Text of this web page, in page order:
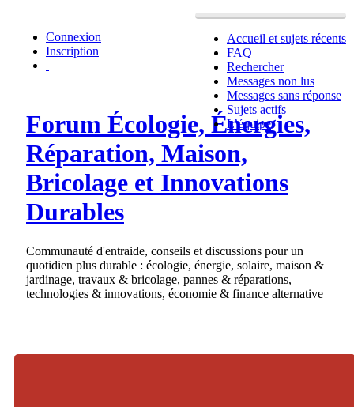
Accueil et sujets récents
FAQ
Rechercher
Messages non lus
Messages sans réponse
Sujets actifs
L’équipe
Connexion
Inscription
Forum Écologie, Énergies,
Réparation, Maison,
Bricolage et Innovations
Durables
Communauté d'entraide, conseils et discussions pour un
quotidien plus durable : écologie, énergie, solaire, maison &
jardinage, travaux & bricolage, pannes & réparations,
technologies & innovations, économie & finance alternative